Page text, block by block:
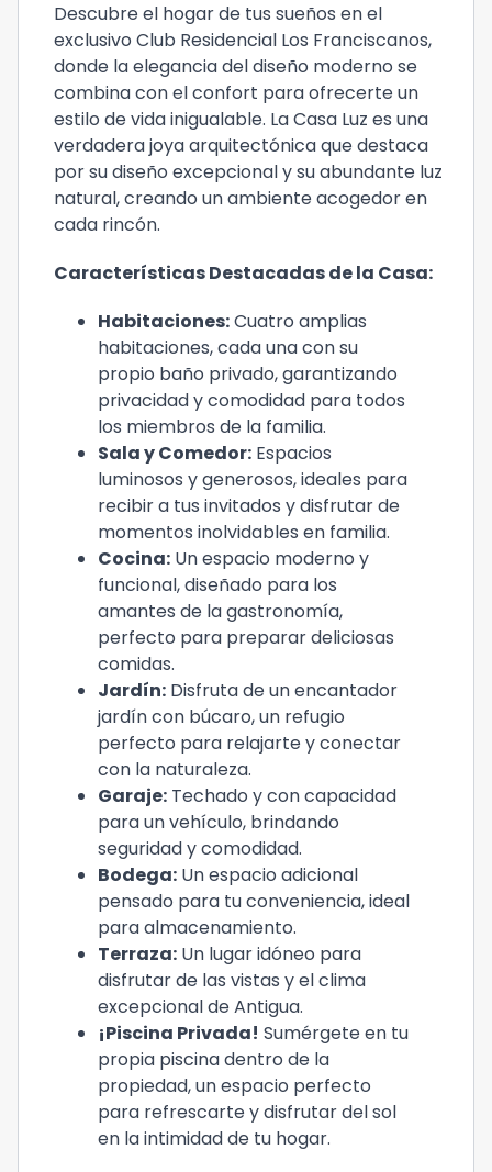
Descubre el hogar de tus sueños en el
exclusivo Club Residencial Los Franciscanos,
donde la elegancia del diseño moderno se
combina con el confort para ofrecerte un
estilo de vida inigualable. La Casa Luz es una
verdadera joya arquitectónica que destaca
por su diseño excepcional y su abundante luz
natural, creando un ambiente acogedor en
cada rincón.
Características Destacadas de la Casa:
Habitaciones:Cuatro amplias
habitaciones, cada una con su
propio baño privado, garantizando
privacidad y comodidad para todos
los miembros de la familia.
Sala y Comedor: Espacios
luminosos y generosos, ideales para
recibir a tus invitados y disfrutar de
momentos inolvidables en familia.
Cocina: Un espacio moderno y
funcional, diseñado para los
amantes de la gastronomía,
perfecto para preparar deliciosas
comidas.
Jardín: Disfruta de un encantador
jardín con búcaro, un refugio
perfecto para relajarte y conectar
con la naturaleza.
Garaje: Techado y con capacidad
para un vehículo, brindando
seguridad y comodidad.
Bodega: Un espacio adicional
pensado para tu conveniencia, ideal
para almacenamiento.
Terraza: Un lugar idóneo para
disfrutar de las vistas y el clima
excepcional de Antigua.
¡Piscina Privada! Sumérgete en tu
propia piscina dentro de la
propiedad, un espacio perfecto
para refrescarte y disfrutar del sol
en la intimidad de tu hogar.